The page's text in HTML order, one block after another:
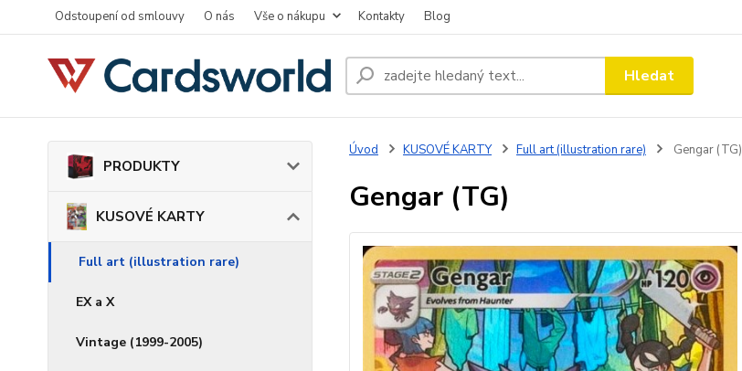
Odstoupení od smlouvy O nás Vše o nákupu Kontakty Blog
Hledat
PRODUKTY
KUSOVÉ KARTY
Full art (illustration rare)
EX a X
Vintage (1999-2005)
Úvod KUSOVÉ KARTY Full art (illustration rare) Gengar (TG)
Gengar (TG)